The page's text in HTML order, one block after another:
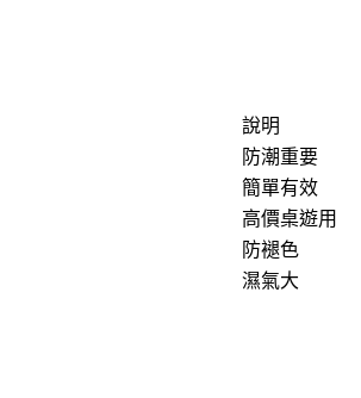
說明
防潮重要
簡單有效
高價桌遊用
防褪色
濕氣大